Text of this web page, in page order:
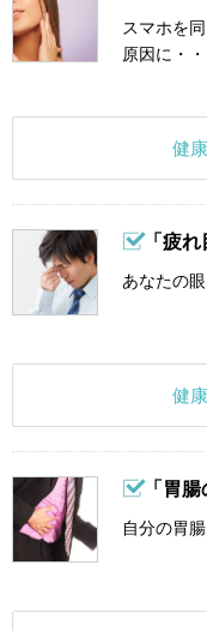
スマホを
原因に・・
健
「疲れ
あなたの
健
「胃腸
自分の胃